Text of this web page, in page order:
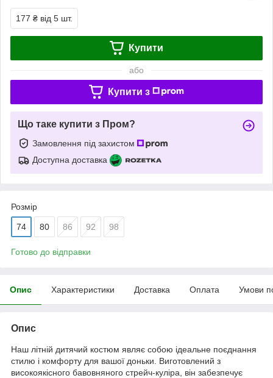
177 ₴ від 5 шт.
Купити
або
Купити з
Що таке купити з Пром?
Замовлення під захистом
Доступна доставка
Розмір
74 80 86 92 98
Готово до відправки
Опис Характеристики Доставка Оплата Умови
Опис
Наш літній дитячий костюм являє собою ідеальне поєднання
стилю і комфорту для вашої доньки. Виготовлений з
високоякісного бавовняного стрейч-куліра, він забезпечує